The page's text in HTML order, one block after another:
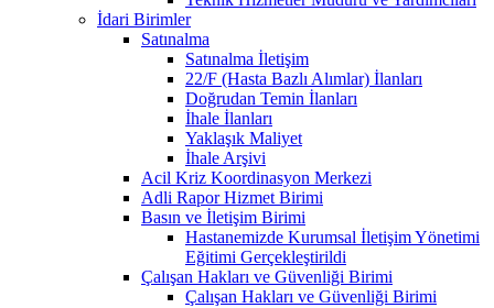
İdari Birimler
Satınalma
Satınalma İletişim
22/F (Hasta Bazlı Alımlar) İlanları
Doğrudan Temin İlanları
İhale İlanları
Yaklaşık Maliyet
İhale Arşivi
Acil Kriz Koordinasyon Merkezi
Adli Rapor Hizmet Birimi
Basın ve İletişim Birimi
Hastanemizde Kurumsal İletişim Yönetimi
Eğitimi Gerçekleştirildi
Çalışan Hakları ve Güvenliği Birimi
Çalışan Hakları ve Güvenliği Birimi